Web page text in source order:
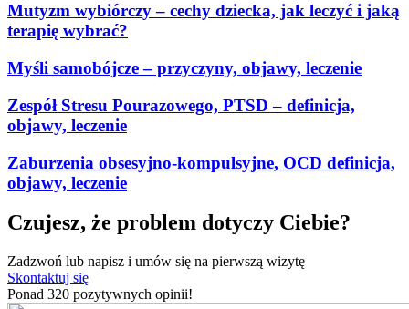
Mutyzm wybiórczy – cechy dziecka, jak leczyć i jaką
terapię wybrać?
Myśli samobójcze – przyczyny, objawy, leczenie
Zespół Stresu Pourazowego, PTSD – definicja,
objawy, leczenie
Zaburzenia obsesyjno-kompulsyjne, OCD definicja,
objawy, leczenie
Czujesz, że problem dotyczy Ciebie?
Zadzwoń lub napisz i umów się na pierwszą wizytę
Skontaktuj się
Ponad 320 pozytywnych opinii!